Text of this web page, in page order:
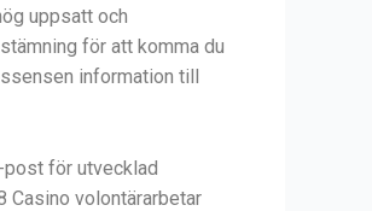
uppsatt och
för att komma du
information till
post för utvecklad
Casino volontärarbetar